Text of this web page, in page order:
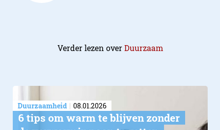
Verder lezen overDuurzaam
Duurzaamheid 08.01.2026
6 tips om warm te blijven zonder